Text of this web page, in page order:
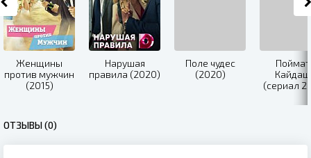
Женщины
против мужчин
(2015)
Нарушая
правила (2020)
Поле чудес
(2020)
(сериал
ОТЗЫВЫ (0)